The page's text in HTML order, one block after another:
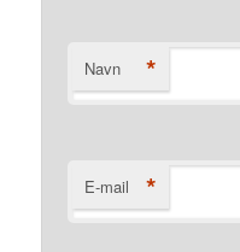
Navn *
E-mail *